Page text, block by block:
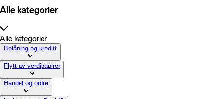
Alle kategorier
Alle kategorier
Belåning og kreditt
Flytt av verdipapirer
Handel og ordre